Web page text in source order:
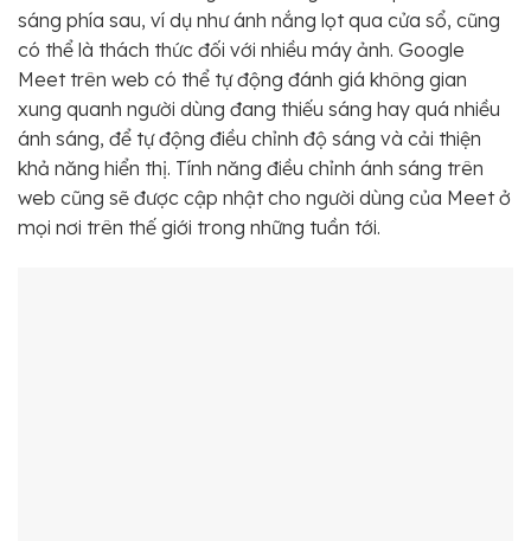
sáng phía sau, ví dụ như ánh nắng lọt qua cửa sổ, cũng
có thể là thách thức đối với nhiều máy ảnh. Google
Meet trên web có thể tự động đánh giá không gian
xung quanh người dùng đang thiếu sáng hay quá nhiều
ánh sáng, để tự động điều chỉnh độ sáng và cải thiện
khả năng hiển thị. Tính năng điều chỉnh ánh sáng trên
web cũng sẽ được cập nhật cho người dùng của Meet ở
mọi nơi trên thế giới trong những tuần tới.